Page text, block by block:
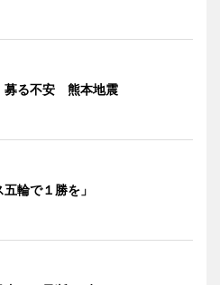
募る不安 熊本地震
輪で１勝を」